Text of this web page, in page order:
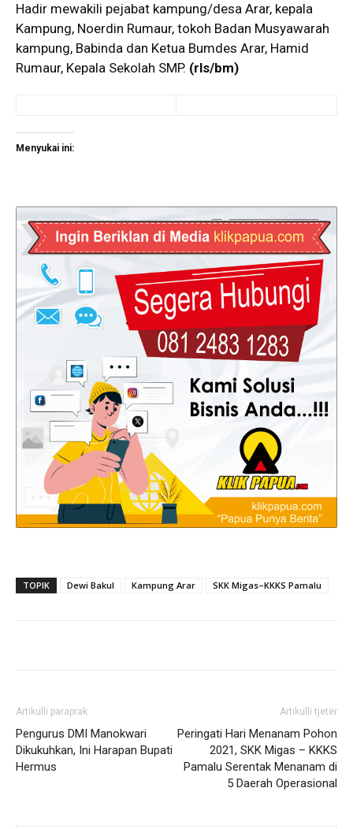
Hadir mewakili pejabat kampung/desa Arar, kepala
Kampung, Noerdin Rumaur, tokoh Badan Musyawarah
kampung, Babinda dan Ketua Bumdes Arar, Hamid
Rumaur, Kepala Sekolah SMP. (rls/bm)
Menyukai ini:
TOPIK Dewi Bakul Kampung Arar SKK Migas–KKKS Pamalu
Artikulli paraprak
Pengurus DMI Manokwari
Dikukuhkan, Ini Harapan Bupati
Hermus
Artikulli tjetër
Peringati Hari Menanam Pohon
2021, SKK Migas – KKKS
Pamalu Serentak Menanam di
5 Daerah Operasional